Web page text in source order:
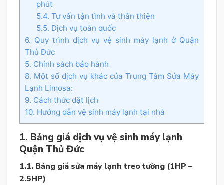
phút
5.4. Tư vấn tận tình và thân thiện
5.5. Dịch vụ toàn quốc
6. Quy trình dịch vụ vệ sinh máy lạnh ở Quận
Thủ Đức
5. Chính sách bảo hành
8. Một số dịch vụ khác của Trung Tâm Sửa Máy
Lạnh Limosa:
9. Cách thức đặt lịch
10. Hướng dẫn vệ sinh máy lạnh tại nhà
1. Bảng giá dịch vụ vệ sinh máy lạnh
Quận Thủ Đức
1.1. Bảng giá sửa máy lạnh treo tường (1HP –
2.5HP)